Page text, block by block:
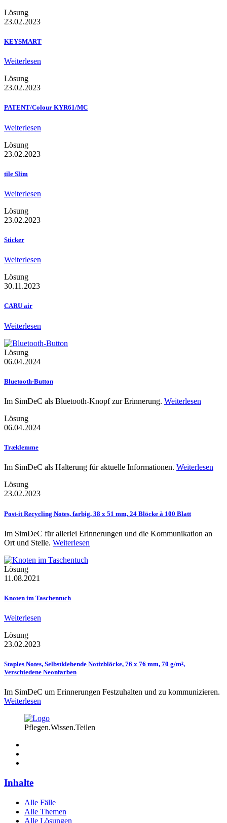
Lösung
23.02.2023
KEYSMART
Weiterlesen
Lösung
23.02.2023
PATENT/Colour KYR61/MC
Weiterlesen
Lösung
23.02.2023
tile Slim
Weiterlesen
Lösung
23.02.2023
Sticker
Weiterlesen
Lösung
30.11.2023
CARU air
Weiterlesen
Lösung
06.04.2024
Bluetooth-Button
Im SimDeC als Bluetooth-Knopf zur Erinnerung. Weiterlesen
Lösung
06.04.2024
Træklemme
Im SimDeC als Halterung für aktuelle Informationen. Weiterlesen
Lösung
23.02.2023
Post-it Recycling Notes, farbig, 38 x 51 mm, 24 Blöcke à 100 Blatt
Im SimDeC für allerlei Erinnerungen und die Kommunikation an
Ort und Stelle. Weiterlesen
Lösung
11.08.2021
Knoten im Taschentuch
Weiterlesen
Lösung
23.02.2023
Staples Notes, Selbstklebende Notizblöcke, 76 x 76 mm, 70 g/m²,
Verschiedene Neonfarben
Im SimDeC um Erinnerungen Festzuhalten und zu kommunizieren.
Weiterlesen
Pflegen.Wissen.Teilen
Inhalte
Alle Fälle
Alle Themen
Alle Lösungen